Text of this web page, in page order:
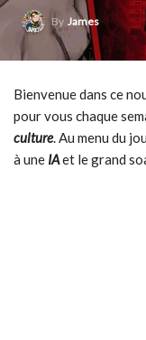
By James
Bienvenue dans ce
pour vous chaque
culture. Au menu du
à une IAet le grand